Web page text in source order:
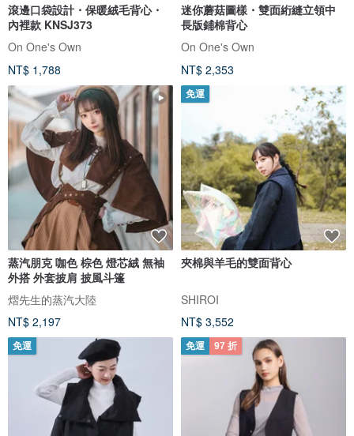
滾邊口袋設計・保暖絨毛背心・
內裡款 KNSJ373
On One's Own
NT$ 1,788
迷你蘑菇圖樣・雙面絎縫立領中
長版鋪棉背心
On One's Own
NT$ 2,353
蒸汽朋克 咖色 棕色 燈芯絨 無袖
外搭 外套披肩 披風斗篷
熠先生的蒸汽大陸
NT$ 2,197
免運
夾棉與羊毛的雙面背心
SHIROI
NT$ 3,552
免運 免運 97 折